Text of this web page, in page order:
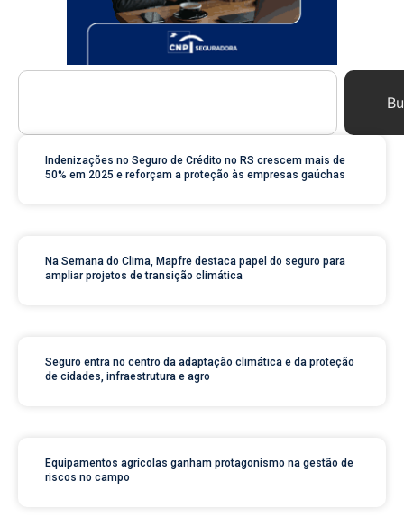
Indenizações no Seguro de Crédito no RS crescem mais de
50% em 2025 e reforçam a proteção às empresas gaúchas
Na Semana do Clima, Mapfre destaca papel do seguro para
ampliar projetos de transição climática
Seguro entra no centro da adaptação climática e da proteção
de cidades, infraestrutura e agro
Equipamentos agrícolas ganham protagonismo na gestão de
riscos no campo